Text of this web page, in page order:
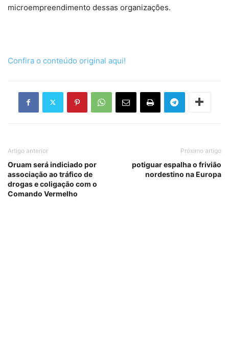
microempreendimento dessas organizações.
Confira o conteúdo original aqui!
Artigo anterior
Oruam será indiciado por
associação ao tráfico de
drogas e coligação com o
Comando Vermelho
Próximo artigo
potiguar espalha o frivião
nordestino na Europa